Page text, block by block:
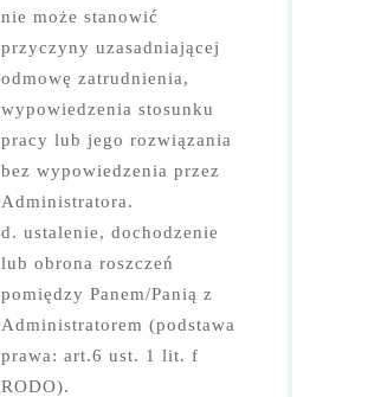
nie może stanowić
przyczyny uzasadniającej
odmowę zatrudnienia,
wypowiedzenia stosunku
pracy lub jego rozwiązania
bez wypowiedzenia przez
Administratora.
d. ustalenie, dochodzenie
lub obrona roszczeń
pomiędzy Panem/Panią z
Administratorem (podstawa
prawa: art.6 ust. 1 lit. f
RODO).